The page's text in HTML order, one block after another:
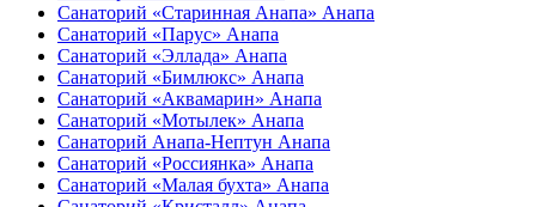
Санаторий «Старинная Анапа» Анапа
Санаторий «Парус» Анапа
Санаторий «Эллада» Анапа
Санаторий «Бимлюкс» Анапа
Санаторий «Аквамарин» Анапа
Санаторий «Мотылек» Анапа
Санаторий Анапа-Нептун Анапа
Санаторий «Россиянка» Анапа
Санаторий «Малая бухта» Анапа